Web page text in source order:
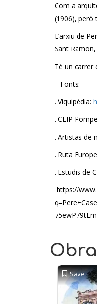
Com a
(1906), però
L’arxiu de
Sant
Té un carrer
– Fonts:
. Viquipèdia:
. CEIP
. Artistas de
. Ruta
. Estudis de
https://
Save